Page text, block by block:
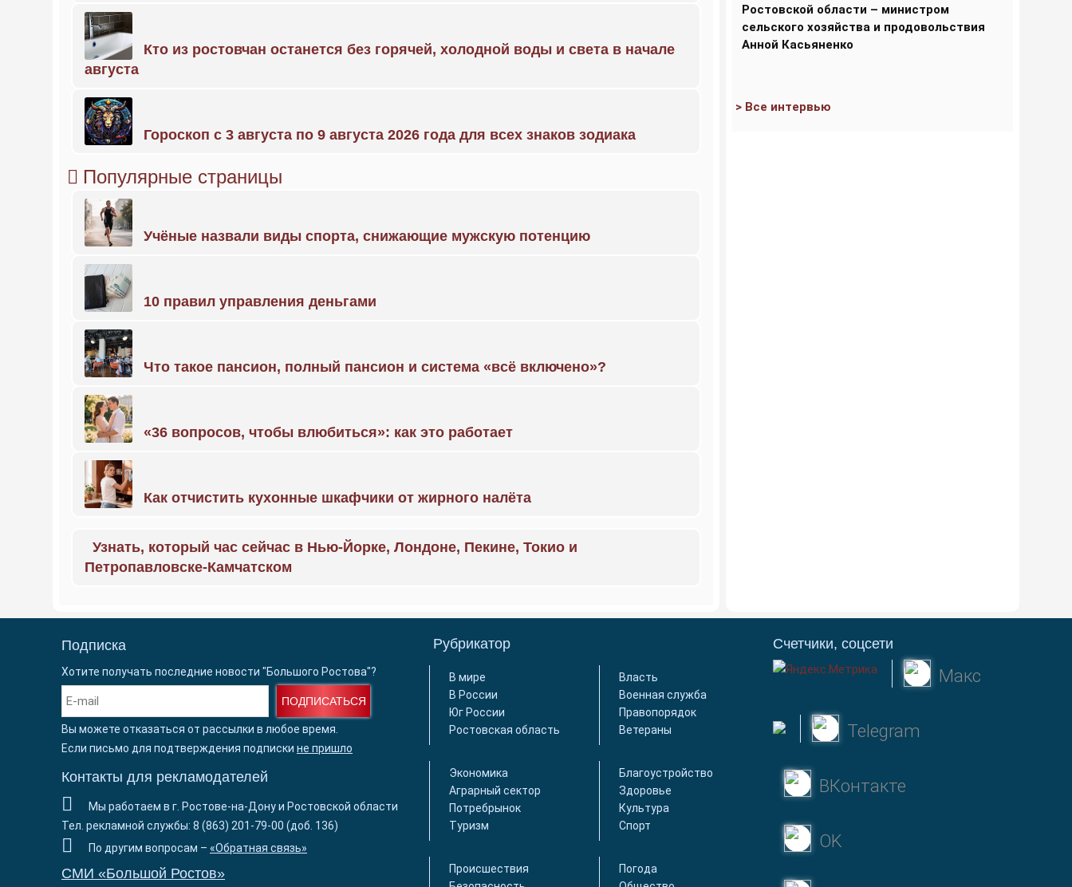
Кто из ростовчан останется без горячей, холодной воды и света в начале
августа
Гороскоп с 3 августа по 9 августа 2026 года для всех знаков зодиака
Популярные страницы
Учёные назвали виды спорта, снижающие мужскую потенцию
10 правил управления деньгами
Что такое пансион, полный пансион и система «всё включено»?
«36 вопросов, чтобы влюбиться»: как это работает
Как отчистить кухонные шкафчики от жирного налёта
Узнать, который час сейчас в Нью-Йорке, Лондоне, Пекине, Токио и
Петропавловске-Камчатском
Ростовской области – министром
сельского хозяйства и продовольствия
Анной Касьяненко
> Все интервью
Подписка
Хотите получать последние новости "Большого Ростова"?
ПОДПИСАТЬСЯ
Вы можете отказаться от рассылки в любое время.
Если письмо для подтверждения подписки не пришло
Контакты для рекламодателей
Мы работаем в г. Ростове-на-Дону и Ростовской области
Тел. рекламной службы: 8 (863) 201-79-00 (доб. 136)
По другим вопросам – «Обратная связь»
СМИ «Большой Ростов»
Рубрикатор
В мире
В России
Юг России
Ростовская область
Власть
Военная служба
Правопорядок
Ветераны
Экономика
Аграрный сектор
Потребрынок
Туризм
Благоустройство
Здоровье
Культура
Спорт
Происшествия
Погода
Счетчики, соцсети
Макс
Telegram
ВКонтакте
OK